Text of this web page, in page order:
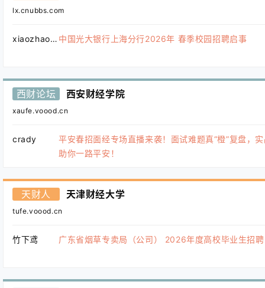
lx.cnubbs.com
xiaozhao123 中国光大银行上海分行2026年 春季校园招聘启事
西财论坛 西安财经学院
xaufe.voood.cn
crady
平安春招面经专场直播来袭！面试难题真“橙”复盘，
助你一路平安！
天财人 天津财经大学
tufe.voood.cn
竹下鸢 广东省烟草专卖局（公司） 2026年度高校毕业生招